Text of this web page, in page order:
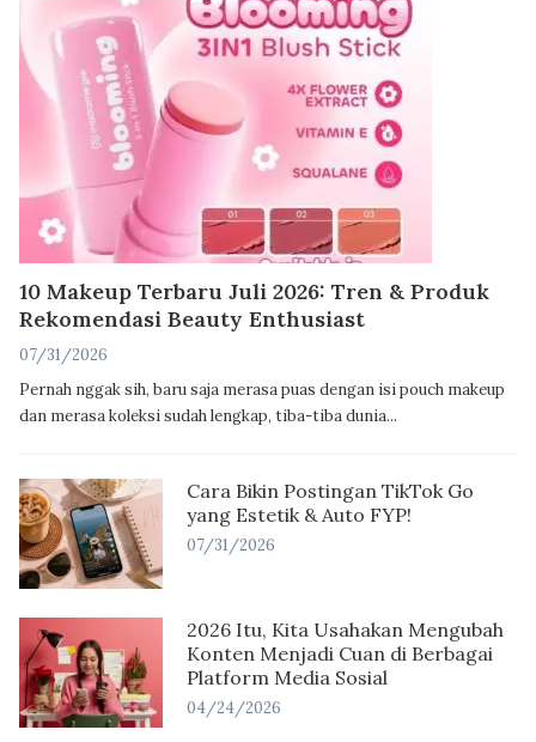
10 Makeup Terbaru Juli 2026: Tren & Produk
Rekomendasi Beauty Enthusiast
07/31/2026
Pernah nggak sih, baru saja merasa puas dengan isi pouch makeup
dan merasa koleksi sudah lengkap, tiba-tiba dunia...
Cara Bikin Postingan TikTok Go
yang Estetik & Auto FYP!
07/31/2026
2026 Itu, Kita Usahakan Mengubah
Konten Menjadi Cuan di Berbagai
Platform Media Sosial
04/24/2026